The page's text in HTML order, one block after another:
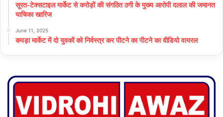
सूरत-टेक्सटाइल मार्केट से करोड़ों की संगठित ठगी के मुख्य आरोपी दलाल की जमानत
याचिका खारिज
June 11, 2025
कपड़ा मार्केट में दो युवकों को निर्वस्त्र कर पीटने का पीटने का वीडियो वायरल